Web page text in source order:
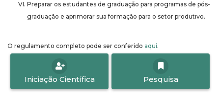
Preparar os estudantes de graduação para programas de pós-
graduação e aprimorar sua formação para o setor produtivo.
O regulamento completo pode ser conferido aqui.
Iniciação Científica Pesquisa